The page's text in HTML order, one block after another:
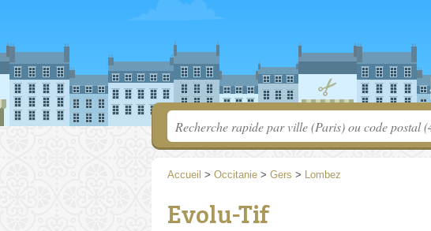
Accueil > Occitanie > Gers > Lombez
Evolu-Tif